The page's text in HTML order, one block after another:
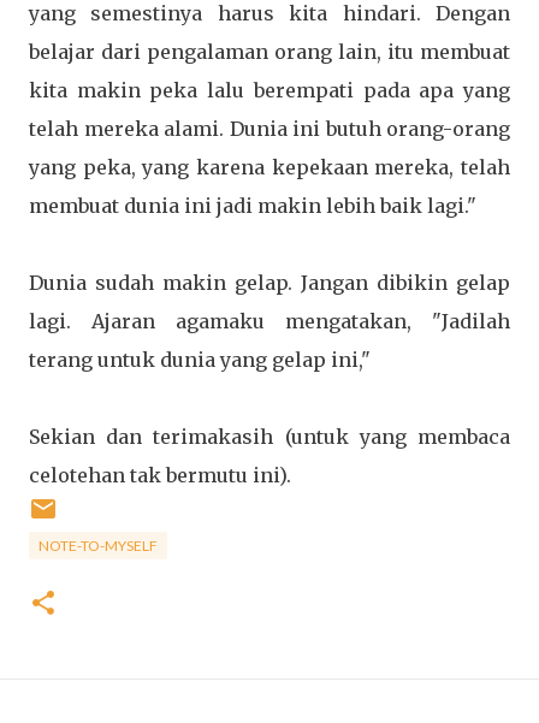
yang semestinya harus kita hindari. Dengan
belajar dari pengalaman orang lain, itu membuat
kita makin peka lalu berempati pada apa yang
telah mereka alami. Dunia ini butuh orang-orang
yang peka, yang karena kepekaan mereka, telah
membuat dunia ini jadi makin lebih baik lagi."
Dunia sudah makin gelap. Jangan dibikin gelap
lagi. Ajaran agamaku mengatakan, "Jadilah
terang untuk dunia yang gelap ini,"
Sekian dan terimakasih (untuk yang membaca
celotehan tak bermutu ini).
NOTE-TO-MYSELF